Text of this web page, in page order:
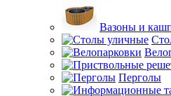
Вазоны и
Перголы